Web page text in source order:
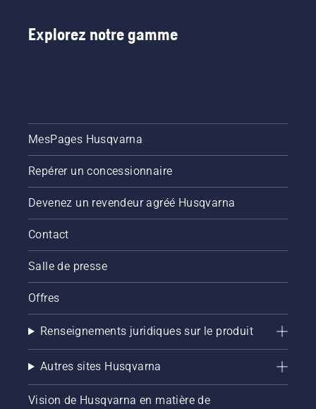
Explorez notre gamme
MesPages Husqvarna
Repérer un concessionnaire
Devenez un revendeur agréé Husqvarna
Contact
Salle de presse
Offres
Renseignements juridiques sur le produit
Autres sites Husqvarna
Vision de Husqvarna en matière de